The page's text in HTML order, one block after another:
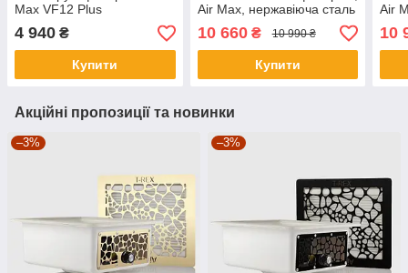
Max VF12 Plus
нержавіюча сталь
4 940 ₴
Купити
Air Max, нержавіюча сталь
10 660₴ 10 990 ₴
Купити
Air
10
Акційні пропозиції та новинки
–3% –3%